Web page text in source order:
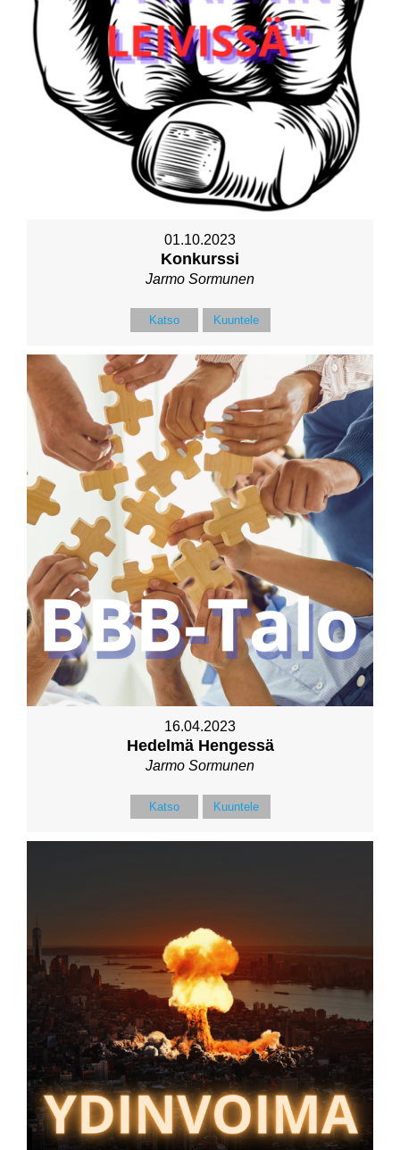
01.10.2023
Konkurssi
Jarmo Sormunen
Katso Kuuntele
16.04.2023
Hedelmä Hengessä
Jarmo Sormunen
Katso Kuuntele